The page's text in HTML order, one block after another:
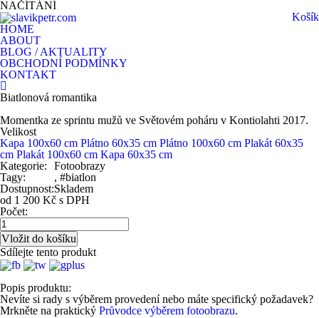
NAČÍTÁNÍ
Košík
HOME
ABOUT
BLOG / AKTUALITY
OBCHODNÍ PODMÍNKY
KONTAKT
Biatlonová romantika
Momentka ze sprintu mužů ve Světovém poháru v Kontiolahti 2017.
Velikost
Kapa 100x60 cm Plátno 60x35 cm Plátno 100x60 cm Plakát 60x35
cm Plakát 100x60 cm Kapa 60x35 cm
Kategorie:
Fotoobrazy
Tagy:
, #biatlon
Dostupnost:Skladem
od 1 200 Kč s DPH
Počet:
Sdílejte tento produkt
Popis produktu:
Nevíte si rady s výběrem provedení nebo máte specifický požadavek?
Mrkněte na praktický Průvodce výběrem fotoobrazu.